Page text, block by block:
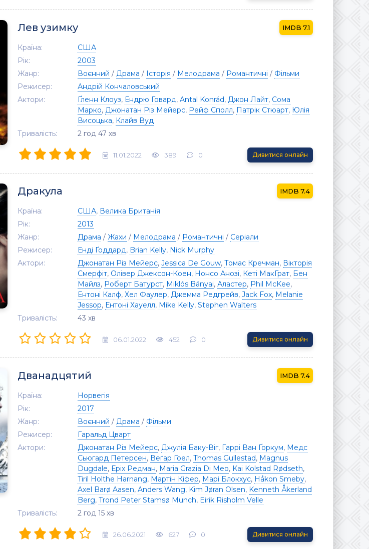
Лев узимку 7.1
Країна:
США
Рік:
2003
Жанр:
Воєнний / Драма / Історія / Мелодрама / Романтичні / Фільми
Режисер:
Андрій Кончаловський
Актори:
Ґленн Клоуз, Ендрю Говард, Antal Konrád, Джон Лайт, Сома
Марко, Джонатан Різ Мейерс, Рейф Сполл, Патрік Стюарт, Юлія
Висоцька, Клайв Вуд
Тривалість:
2 год 47 хв
11.01.2022 389 0 Дивитися онлайн
Дракула 7.4
Країна: США, Велика Британія
Рік:
2013
Жанр:
Драма / Жахи / Мелодрама / Романтичні / Серіали
Режисер:
Енді Ґоддард, Brian Kelly, Nick Murphy
Актори:
Джонатан Різ Мейерс, Jessica De Gouw, Томас Кречман, Вікторія
Смерфіт, Олівер Джексон-Коен, Нонсо Анозі, Кеті МакГрат, Бен
Майлз, Роберт Батурст, Miklós Bányai, Аластер, Phil McKee,
Ентоні Калф, Хел Фаулер, Джемма Редгрейв, Jack Fox, Melanie
Jessop, Ентоні Хауелл, Mike Kelly, Stephen Walters
Тривалість:
43 хв
06.01.2022 452 0 Дивитися онлайн
Дванадцятий 7.4
Країна:
Норвегія
Рік:
2017
Жанр:
Воєнний / Драма / Фільми
Режисер:
Гаральд Цварт
Актори:
Джонатан Різ Мейерс, Джулія Баку-Віг, Гаррі Ван Ґоркум, Медс
Сьюгард Петерсен, Веґар Гоел, Thomas Gullestad, Magnus
Dugdale, Еріх Редман, Maria Grazia Di Meo, Kai Kolstad Rødseth,
Tiril Holthe Harnang, Мартін Кіфер, Марі Блокхус, Håkon Smeby,
Axel Barø Aasen, Anders Wang, Kim Jøran Olsen, Kenneth Åkerland
Berg, Trond Peter Stamsø Munch, Eirik Risholm Velle
Тривалість:
2 год 15 хв
26.06.2021 627 0 Дивитися онлайн